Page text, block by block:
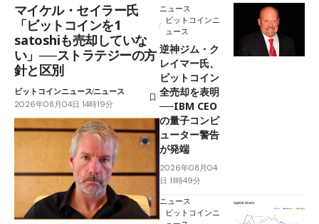
マイケル・セイラー氏
「ビットコインを1
satoshiも売却していな
い」──ストラテジーの方
針と区別
ビットコインニュースニュース
2026年08月04日 14時19分
ニュース
ビットコインニ
ュース
逆神ジム・ク
レイマー氏、
ビットコイン
全売却を表明
──IBM CEO
の量子コンピ
ューター警告
が発端
2026年08月04
日 11時49分
ニュース
ビットコインニ